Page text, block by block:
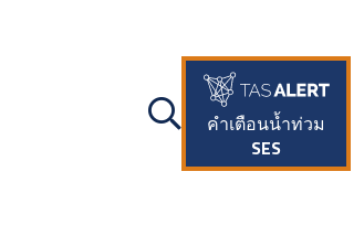
คำเตือนน้ำท่วม
SES